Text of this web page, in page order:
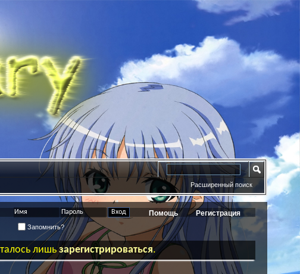
Регистрация
Помощь
Запомнить?
Расширенный поиск
лишьзарегистрироваться.